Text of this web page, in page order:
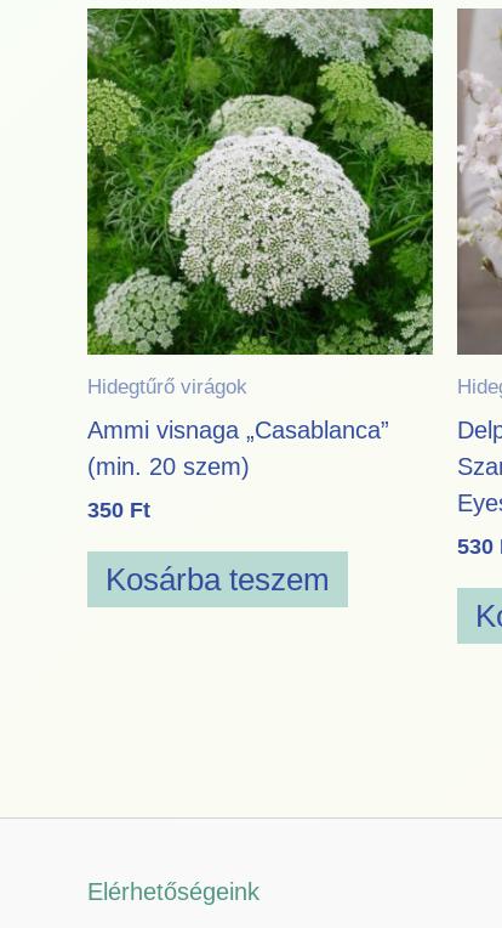
Hidegtűrő virágok
Ammi visnaga „Casablanca”
(min. 20 szem)
350 Ft
Kosárba teszem
530
Elérhetőségeink